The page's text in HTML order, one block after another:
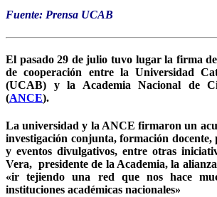
Fuente: Prensa UCAB
El pasado 29 de julio tuvo lugar la firma
de cooperación entre la Universidad
(UCAB) y la Academia Nacional de
(ANCE).
La universidad y la ANCE firmaron un
investigación conjunta, formación
y eventos divulgativos, entre otras
Vera, presidente de la Academia, la
«ir tejiendo una red que nos hace
instituciones académicas nacionales»